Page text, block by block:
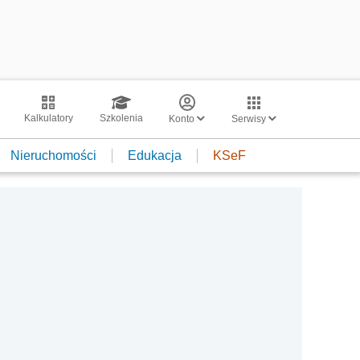
Kalkulatory Szkolenia Konto Serwisy
Nieruchomości Edukacja KSeF